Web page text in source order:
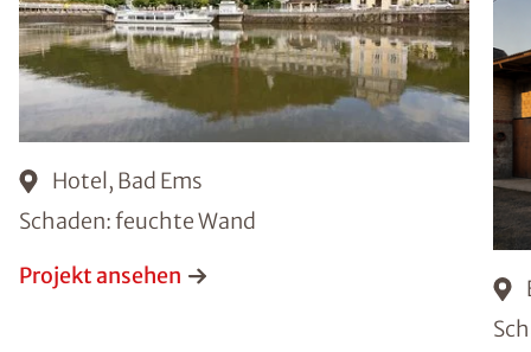
Hotel, Bad Ems
Schaden: feuchte Wand
Projekt ansehen